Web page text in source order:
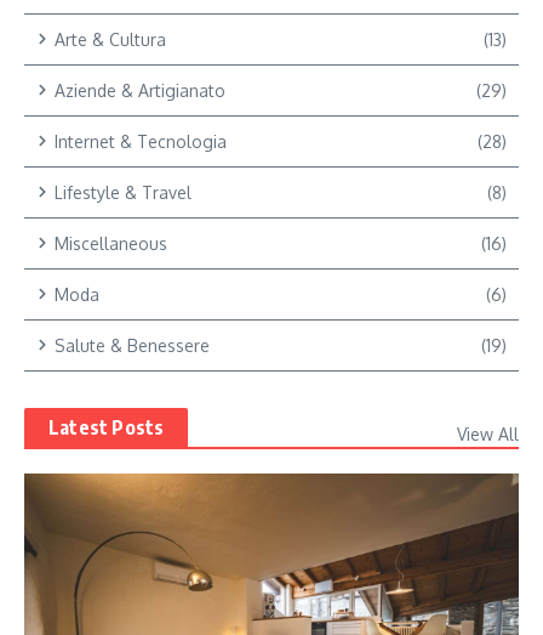
Arte & Cultura (13)
Aziende & Artigianato (29)
Internet & Tecnologia (28)
Lifestyle & Travel (8)
Miscellaneous (16)
Moda (6)
Salute & Benessere (19)
Latest Posts View All